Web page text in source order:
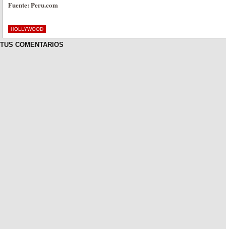
Fuente: Peru.com
HOLLYWOOD
TUS COMENTARIOS